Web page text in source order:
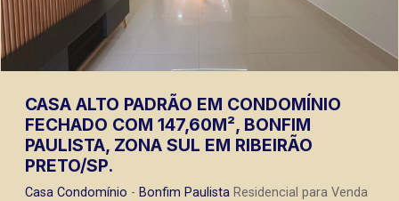
CASA ALTO PADRÃO EM CONDOMÍNIO
FECHADO COM 147,60M², BONFIM
PAULISTA, ZONA SUL EM RIBEIRÃO
PRETO/SP.
Casa Condomínio - Bonfim Paulista Residencial para Venda